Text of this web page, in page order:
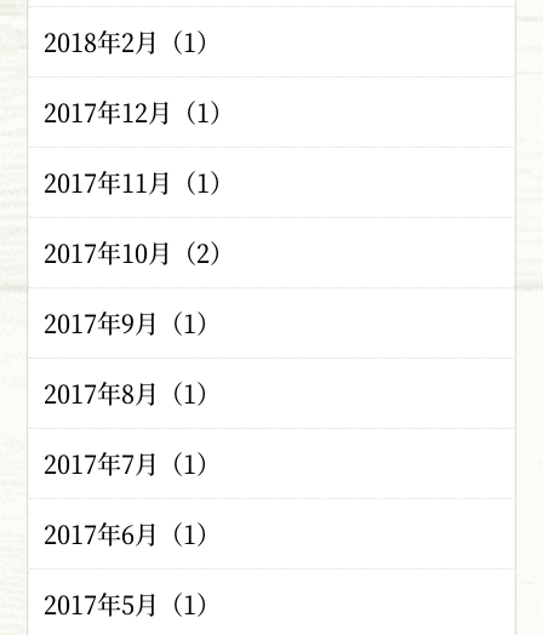
2018年2月（1）
2017年12月（1）
2017年11月（1）
2017年10月（2）
2017年9月（1）
2017年8月（1）
2017年7月（1）
2017年6月（1）
2017年5月（1）